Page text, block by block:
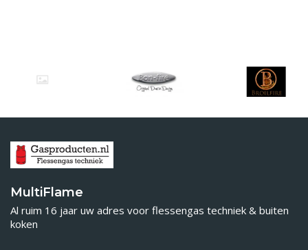
MultiFlame
Al ruim 16 jaar uw adres voor flessengas techniek & buiten
koken